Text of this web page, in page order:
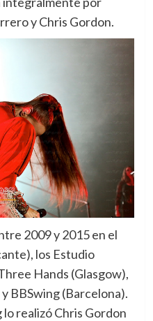
y Chris Gordon.
2009 y 2015 en el
los Estudio
Hands (Glasgow),
BBSwing (Barcelona).
lo realizó Chris Gordon